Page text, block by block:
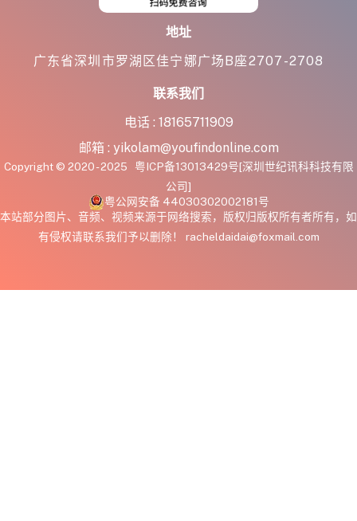
地址
广东省深圳市罗湖区佳宁娜广场B座2707-2708
联系我们
电话 : 18165711909
邮箱 : yikolam@youfindonline.com
Copyright © 2020 - 2025 粤ICP备13013429号[深圳世纪讯科科技有限
公司]
粤公网安备 44030302002181号
本站部分图片、音频、视频来源于网络搜索，版权归版权所有者所有，如
有侵权请联系我们予以删除！ racheldaidai@foxmail.com